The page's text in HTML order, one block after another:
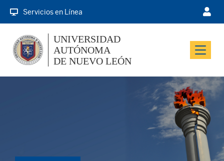
Servicios en Línea
Menu
UNIVERSIDAD
AUTÓNOMA
DE NUEVO LEÓN